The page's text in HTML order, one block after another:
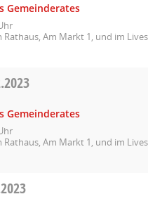
Gemeinderates
Rathaus, Am Markt 1, und im
Gemeinderates
Rathaus, Am Markt 1, und im